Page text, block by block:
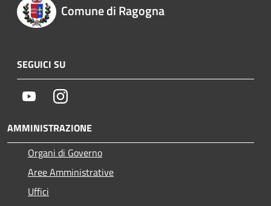
Comune di Ragogna
SEGUICI SU
YoutubeInstagram
AMMINISTRAZIONE
Organi di Governo
Aree Amministrative
Uffici